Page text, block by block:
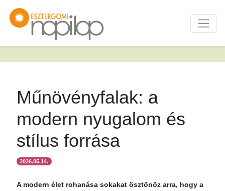
Műnövényfalak: a
modern nyugalom és
stílus forrása
2026.05.14.
A modern élet rohanása sokakat ösztönöz arra, hogy a